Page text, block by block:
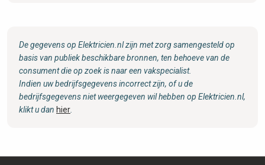
De gegevens op Elektricien.nl zijn met zorg samengesteld op
basis van publiek beschikbare bronnen, ten behoeve van de
consument die op zoek is naar een vakspecialist.
Indien uw bedrijfsgegevens incorrect zijn, of u de
bedrijfsgegevens niet weergegeven wil hebben op Elektricien.nl,
klikt u dan hier